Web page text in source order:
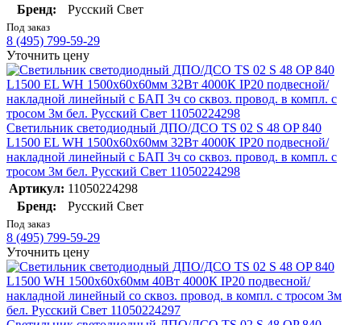
Бренд:
Русский Свет
Под заказ
8 (495) 799-59-29
Уточнить цену
Светильник светодиодный ДПО/ДСО TS 02 S 48 OP 840
L1500 EL WH 1500х60х60мм 32Вт 4000К IP20 подвесной/
накладной линейный с БАП 3ч со сквоз. провод. в компл. с
тросом 3м бел. Русский Свет 11050224298
Артикул: 11050224298
Бренд:
Русский Свет
Под заказ
8 (495) 799-59-29
Уточнить цену